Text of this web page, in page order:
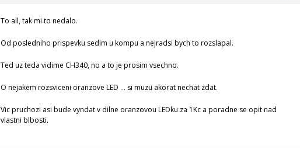
To all, tak mi to nedalo.
Od posledniho prispevku sedim u kompu a nejradsi bych to rozslapal.
Ted uz teda vidime CH340, no a to je prosim vsechno.
O nejakem rozsviceni oranzove LED … si muzu akorat nechat zdat.
Vic pruchozi asi bude vyndat v dilne oranzovou LEDku za 1Kc a poradne se opit nad
vlastni blbosti.